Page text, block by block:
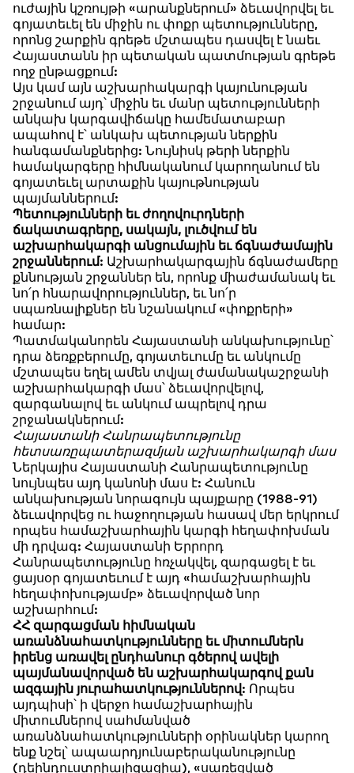
ուժային կշռույթի «արանքներում» ձեւավորվել եւ
գոյատեւել են միջին ու փոքր պետությունները,
որոնց շարքին գրեթե մշտապես դասվել է նաեւ
Հայաստանն իր պետական պատմության գրեթե
ողջ ընթացքում:
Այս կամ այն աշխարհակարգի կայունության
շրջանում այդ՝ միջին եւ մանր պետությունների
անկախ կարգավիճակը համեմատաբար
ապահով է՝ անկախ պետության ներքին
հանգամանքներից: Նույնիսկ թերի ներքին
համակարգերը հիմնականում կարողանում են
գոյատեւել արտաքին կայութնության
պայմաններում:
Պետությունների եւ ժողովուրդների
ճակատագրերը, սակայն, լուծվում են
աշխարհակարգի անցումային եւ ճգնաժամային
շրջաններում: Աշխարհակարգային ճգնաժամերը
քննության շրջաններ են, որոնք միաժամանակ եւ
նո՛ր հնարավորություններ, եւ նո՛ր
սպառնալիքներ են նշանակում «փոքրերի»
համար:
Պատմականորեն Հայաստանի անկախությունը՝
դրա ձեռքբերումը, գոյատեւումը եւ անկումը
մշտապես եղել ամեն տվյալ ժամանակաշրջանի
աշխարհակարգի մաս՝ ձեւավորվելով,
զարգանալով եւ անկում ապրելով դրա
շրջանակներում:
Հայաստանի Հանրապետությունը
հետսառըպատերազմյան աշխարհակարգի մաս
Ներկայիս Հայաստանի Հանրապետությունը
նույնպես այդ կանոնի մաս է: Հանուն
անկախության նորագույն պայքարը (1988-91)
ձեւավորվեց ու հաջողության հասավ մեր երկրում
որպես համաշխարհային կարգի հեղափոխման
մի դրվագ: Հայաստանի Երրորդ
Հանրապետությունը հռչակվել, զարգացել է եւ
ցայսօր գոյատեւում է այդ «համաշխարհային
հեղափոխությամբ» ձեւավորված նոր
աշխարհում:
ՀՀ զարգացման հիմնական
առանձնահատկությունները եւ միտումներն
իրենց առավել ընդհանուր գծերով ավելի
պայմանավորված են աշխարհակարգով քան
ազգային յուրահատկություններով: Որպես
այդպիսի՝ ի վերջո համաշխարհային
միտումներով սահմանված
առանձնահատկությունների օրինակներ կարող
ենք նշել՝ ապաարդյունաբերականությունը
(դեինդուստրիալիզացիա), «սառեցված